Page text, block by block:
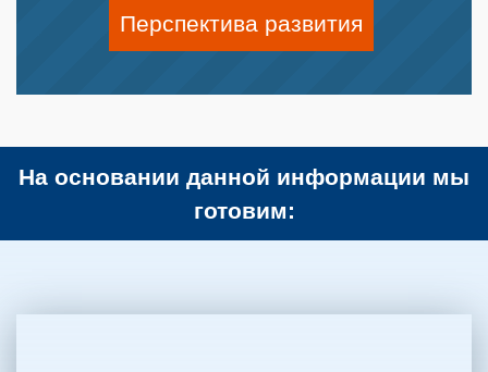
Перспектива развития
На основании данной информации мы
готовим: